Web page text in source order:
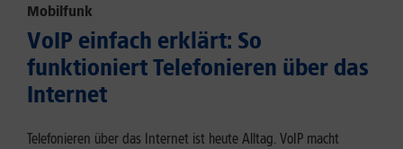
Mobilfunk
VoIP einfach erklärt: So
funktioniert Telefonieren über das
Internet
Telefonieren über das Internet ist heute Alltag. VoIP macht